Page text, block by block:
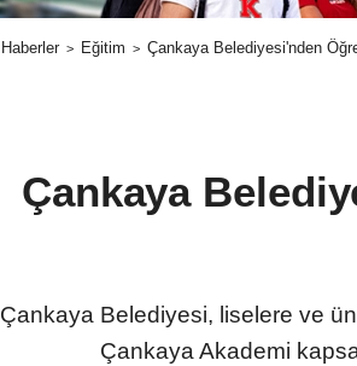
Haberler Eğitim Çankaya Belediyesi'nden
Çankaya
Çankaya Belediyesi, liselere ve
Çankaya Akademi